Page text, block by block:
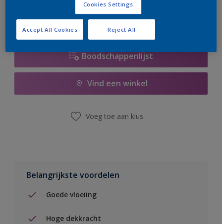
Boodschappenlijst
Vind een winkel
Voeg toe aan klus
Belangrijkste voordelen
Goede vloeiing
Hoge dekkracht
Cookies Settings
Reject All
Accept All Cookies